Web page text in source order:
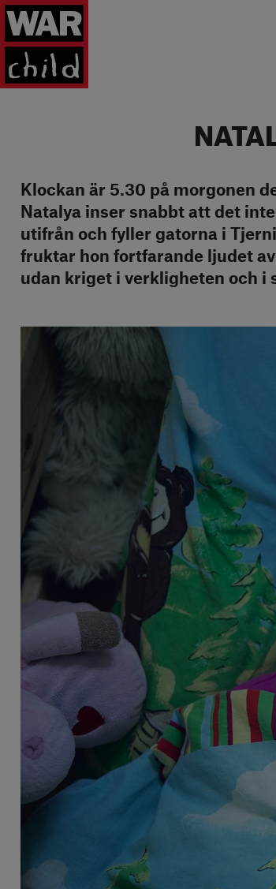
Tillbaka till startsidan
Klockan är 5.30 på morgonen
Natalya inser snabbt att det
utifrån och fyller gatorna i
fruktar hon fortfarande ljudet
udan kriget i verkligheten och i